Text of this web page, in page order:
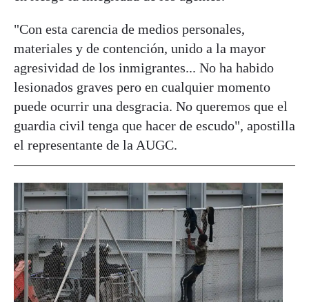
"Con esta carencia de medios personales,
materiales y de contención, unido a la mayor
agresividad de los inmigrantes... No ha habido
lesionados graves pero en cualquier momento
puede ocurrir una desgracia. No queremos que el
guardia civil tenga que hacer de escudo", apostilla
el representante de la AUGC.